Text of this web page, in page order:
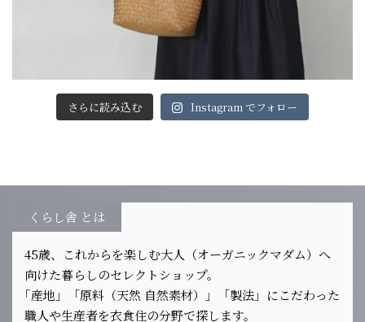
さらに読み込む Instagram でフォロー
くらし舎 とは
45歳、これからを楽しむ大人（オーガニックマダム）へ
向けた暮らしのセレクトショップ。
｢産地」「原料（天然 自然素材）」「製法」にこだわった
職人や生産者を衣食住の分野で探します。